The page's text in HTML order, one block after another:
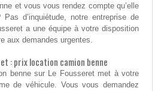
et vous vous rendez compte qu’elle
d’inquiétude, notre entreprise de
a une équipe à votre disposition
aux demandes urgentes.
: prix location camion benne
benne sur Le Fousseret met à votre
de véhicule. Vous vous demandez